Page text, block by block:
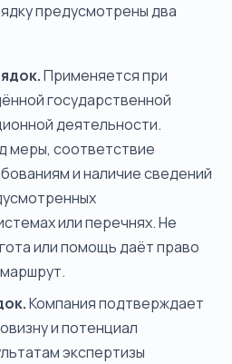
предусмотрены два
Применяется при
государственной
деятельности.
меры, соответствие
и наличие сведений
или перечнях. Не
или помощь даёт право
Компания подтверждает
и потенциал
экспертизы